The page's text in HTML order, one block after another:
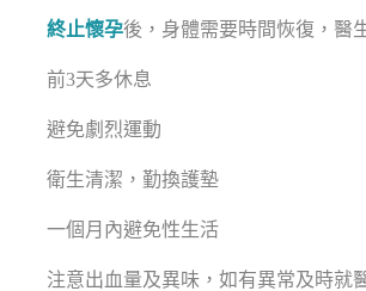
終止懷孕後，身體需要時間恢復，醫
前3天多休息
避免劇烈運動
衛生清潔，勤換護墊
一個月內避免性生活
注意出血量及異味，如有異常及時就